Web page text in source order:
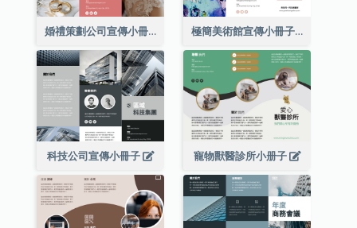
婚禮策劃公司宣傳小冊子 極簡美術館宣傳小冊子
科技公司宣傳小冊子 寵物獸醫診所小册子